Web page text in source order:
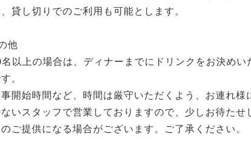
貸し切りでのご利用も可能とします。
他
名以上の場合は、ディナーまでにドリンクをお決め
。
事開始時間など、時間は厳守いただくよう、お連れ様
ないスタッフで営業しておりますので、少しお待た
ご提供になる場合がございます。ご了承ください。